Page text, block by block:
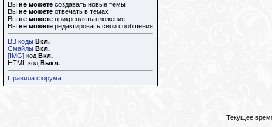
Вы не можете создавать новые темы
Вы не можете отвечать в темах
Вы не можете прикреплять вложения
Вы не можете редактировать свои сообщения
BB коды Вкл.
Смайлы Вкл.
[IMG] код Вкл.
HTML код Выкл.
Правила форума
Текущее